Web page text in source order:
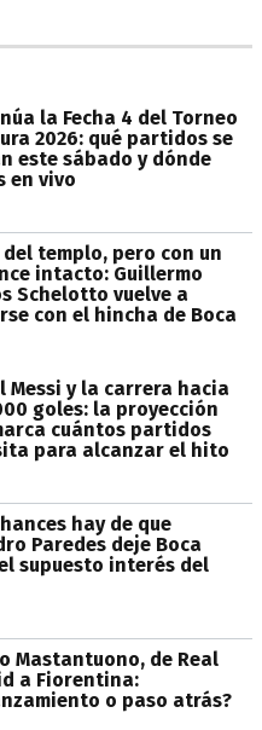
la Fecha 4 del Torneo
2026: qué partidos se
este sábado y dónde
en vivo
del templo, pero con un
intacto: Guillermo
Schelotto vuelve a
con el hincha de Boca
Messi y la carrera hacia
goles: la proyección
cuántos partidos
para alcanzar el hito
hay de que
Paredes deje Boca
supuesto interés del
Mastantuono, de Real
a Fiorentina:
o paso atrás?